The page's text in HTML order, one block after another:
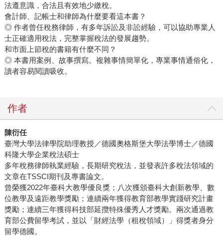
法遵意識，合法且有效地少繳稅。
會計師、記帳士和律師為什麼要看這本書？
◎ 作者曾任稅務律師，有多年訴訟及非訟經驗，可以協助專業人
士正確適用稅法，完整掌握稅法的發展趨勢。
和市面上節稅的書籍有什麼不同？
◎ 本書用案例、故事撰寫。複雜事情簡單化，專業事情通俗化，
讀者容易閱讀吸收。
作者
陳衍任
臺灣大學法律學院助理教授／德國奧格斯堡大學法學博士／德國
科隆大學企業稅法碩士
多年稅務律師執業經驗，長期研究稅法，並發表許多稅法領域的
文章在TSSCI期刊及專書論文。
曾榮獲2022年臺科大教學優良獎；八次獲頒臺科大創新教學、數
位教學及遠距教學獎勵；連續兩年獲得教育部教學實踐研究計畫
獎勵；連續三年獲得科技部延攬特殊優秀人才獎勵。兩次通過教
育部公費留學考試，並以「財經法學（租稅領域）」得獎者身分
留學德國。